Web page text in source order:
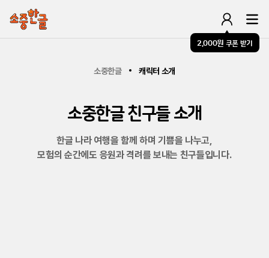
2,000원 쿠폰 받기
소중한글 캐릭터 소개
소중한글 친구들 소개
한글 나라 여행을 함께 하며 기쁨을 나누고,
모험의 순간에도 응원과 격려를 보내는 친구들입니다.